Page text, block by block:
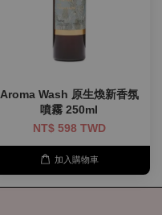
Aroma Wash 原生煥新香氛
噴霧 250ml
NT$ 598 TWD
加入購物車